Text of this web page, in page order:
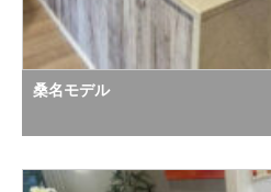
桑名モデル